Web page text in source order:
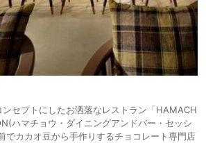
ンセプトにしたお洒落なレストラン「HAMACH
ハマチョウ・ダイニングアンドバー・セッシ
でカカオ豆から手作りするチョコレート専門店